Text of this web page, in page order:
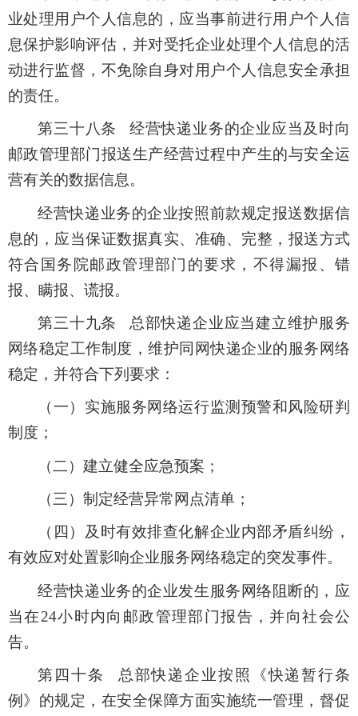
业处理用户个人信息的，应当事前进行用户个人信
息保护影响评估，并对受托企业处理个人信息的活
动进行监督，不免除自身对用户个人信息安全承担
的责任。
第三十八条 经营快递业务的企业应当及时向
邮政管理部门报送生产经营过程中产生的与安全运
营有关的数据信息。
经营快递业务的企业按照前款规定报送数据信
息的，应当保证数据真实、准确、完整，报送方式
符合国务院邮政管理部门的要求，不得漏报、错
报、瞒报、谎报。
第三十九条 总部快递企业应当建立维护服务
网络稳定工作制度，维护同网快递企业的服务网络
稳定，并符合下列要求：
（一）实施服务网络运行监测预警和风险研判
制度；
（二）建立健全应急预案；
（三）制定经营异常网点清单；
（四）及时有效排查化解企业内部矛盾纠纷，
有效应对处置影响企业服务网络稳定的突发事件。
经营快递业务的企业发生服务网络阻断的，应
当在24小时内向邮政管理部门报告，并向社会公
告。
第四十条 总部快递企业按照《快递暂行条
例》的规定，在安全保障方面实施统一管理，督促